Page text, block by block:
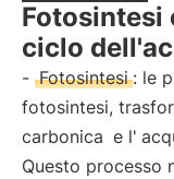
Fotosintesi
ciclo
- Fotosintesi : le
fotosintesi,
carbonica e l'
Questo processo